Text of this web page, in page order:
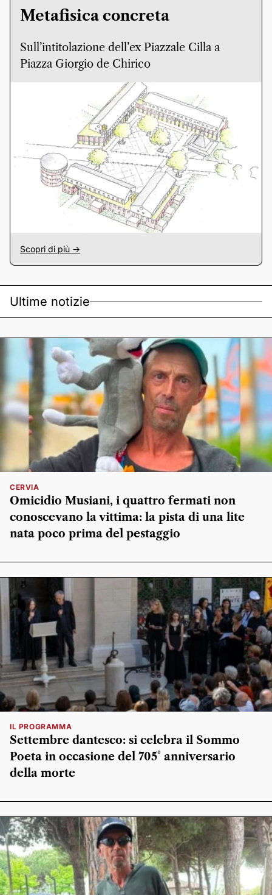
Metafisica concreta
Sull’intitolazione dell’ex Piazzale Cilla a
Piazza Giorgio de Chirico
Scopri di più ->
Ultime notizie
CERVIA
Omicidio Musiani, i quattro fermati non
conoscevano la vittima: la pista di una lite
nata poco prima del pestaggio
IL PROGRAMMA
Settembre dantesco: si celebra il Sommo
Poeta in occasione del 705° anniversario
della morte